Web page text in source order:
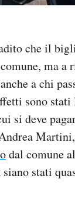
che il
ma
a chi
sono
si deve
dal comune
stati